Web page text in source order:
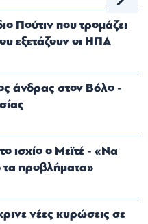
Πούτιν που τρομάζει
εξετάζουν οι ΗΠΑ
άνδρας στον Βόλο -
ισχίο ο Μεϊτέ - «Να
προβλήματα»
νέες κυρώσεις σε